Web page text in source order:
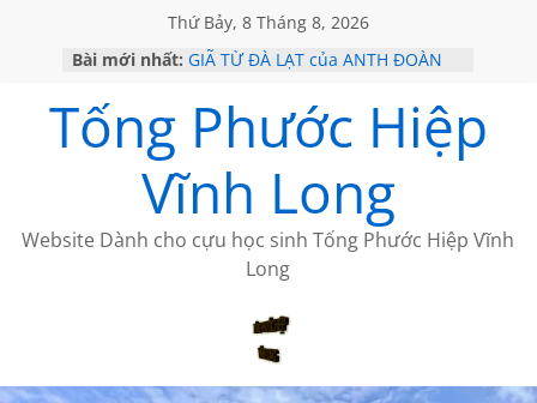
Thứ Bảy, 8 Tháng 8, 2026
Bài mới nhất: GIÃ TỪ ĐÀ LẠT của ANTH ĐOÀN
KHÔNG ĐỀ 20 CỦA THÁI LÃO
KHÔNG ĐỀ 19 CỦA THÁI LÃO
CHÙM THƠ CỦA BÍCH HÀ
Tống Phước Hiệp
Vĩnh Long
Website Dành cho cựu học sinh Tống Phước Hiệp Vĩnh
Long